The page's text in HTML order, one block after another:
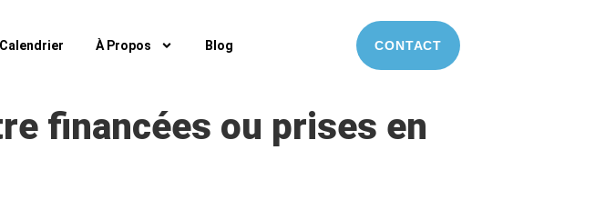
Calendrier À Propos Blog CONTACT
financées ou prises en